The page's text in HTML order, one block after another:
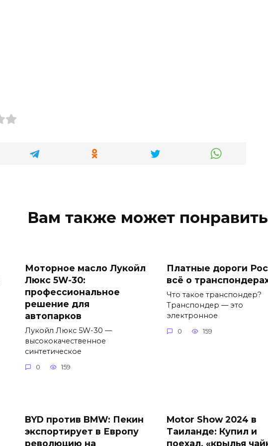
Вам также может
Моторное масло Лукойл
Люкс 5W-30:
профессиональное
решение для
автопарков
Лукойл Люкс 5W-30 —
высококачественное
синтетическое
0 159
Платные дороги
всё о
Что такое транспондер?
Транспондер — это
электронное
0 159
BYD против BMW: Пекин
экспортирует в Европу
революцию на
Motor Show 2024 в
Таиланде: Купил и
поехал, «крылья